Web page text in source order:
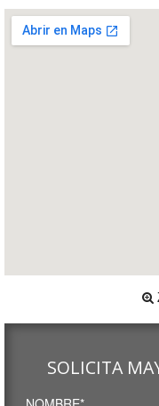
SOLICITA